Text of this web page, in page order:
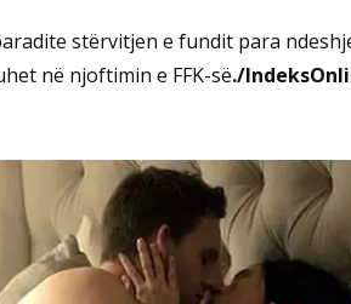
stërvitjen e fundit para
në njoftimin e FFK-së./